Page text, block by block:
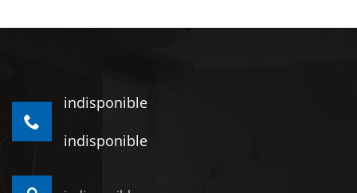
indisponible
indisponible